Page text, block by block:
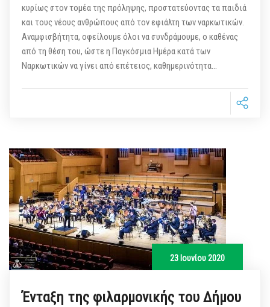
κυρίως στον τομέα της πρόληψης, προστατεύοντας τα παιδιά
και τους νέους ανθρώπους από τον εφιάλτη των ναρκωτικών.
Αναμφισβήτητα, οφείλουμε όλοι να συνδράμουμε, ο καθένας
από τη θέση του, ώστε η Παγκόσμια Ημέρα κατά των
Ναρκωτικών να γίνει από επέτειος, καθημερινότητα…
23 Ιουνίου 2020
Ένταξη της φιλαρμονικής του Δήμου